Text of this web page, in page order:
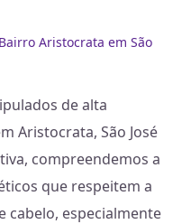
Aristocrata em São
de alta
Aristocrata, São José
compreendemos a
que respeitem a
cabelo, especialmente